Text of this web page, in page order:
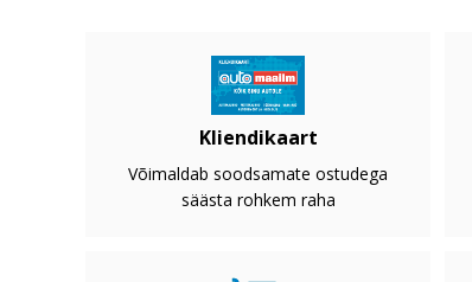
Kliendikaart
Võimaldab soodsamate ostudega
säästa rohkem raha